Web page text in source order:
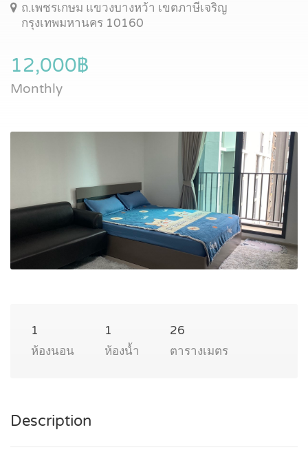
ถ.เพชรเกษม แขวงบางหว้า เขตภาษีเจริญ
กรุงเทพมหานคร 10160
12,000฿
Monthly
1
ห้องนอน
1
ห้องน้ำ
26
ตารางเมตร
Description